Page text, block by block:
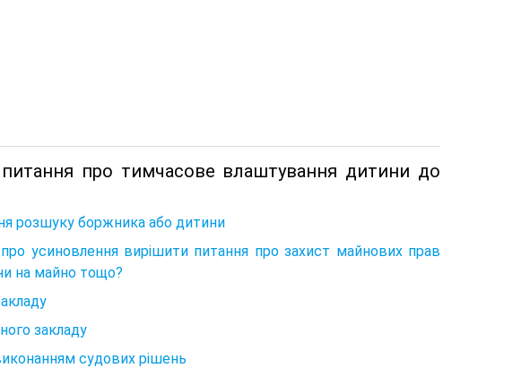
про тимчасове влаштування дитини до
розшуку боржника або дитини
усиновлення вирішити питання про захист майнових прав
на майно тощо?
закладу
судових рішень